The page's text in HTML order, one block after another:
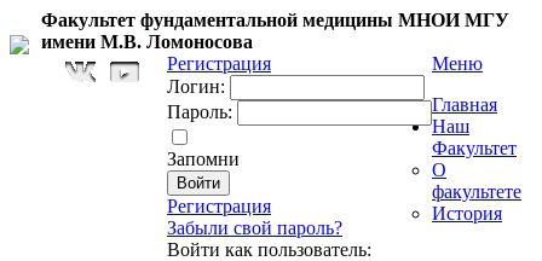
Факультет фундаментальной медицины МНОИ МГУ
имени М.В. Ломоносова
Регистрация
Логин:
Пароль:
Запомни
Регистрация
Забыли свой пароль?
Войти как пользователь:
Меню
Главная
Наш
Факультет
О
факультете
История